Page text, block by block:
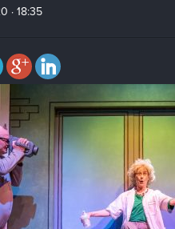
· 18:35